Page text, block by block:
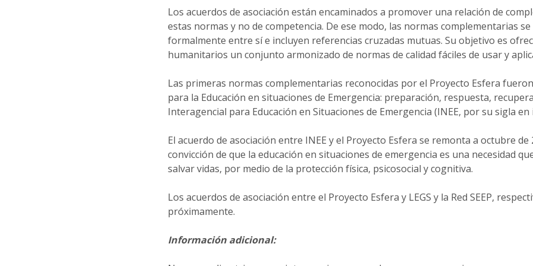
Los acuerdos de asociación están encaminados a promover una relación de
estas normas y no de competencia. De ese modo, las normas complementarias
formalmente entre sí e incluyen referencias cruzadas mutuas. Su objetivo es
humanitarios un conjunto armonizado de normas de calidad fáciles de usar y
Las primeras normas complementarias reconocidas por el Proyecto Esfera
para la Educación en situaciones de Emergencia: preparación, respuesta,
Interagencial para Educación en Situaciones de Emergencia (INEE, por su sigla en
El acuerdo de asociación entre INEE y el Proyecto Esfera se remonta a octubre de
convicción de que la educación en situaciones de emergencia es una necesidad
salvar vidas, por medio de la protección física, psicosocial y cognitiva.
Los acuerdos de asociación entre el Proyecto Esfera y LEGS y la Red SEEP,
próximamente.
Información adicional: